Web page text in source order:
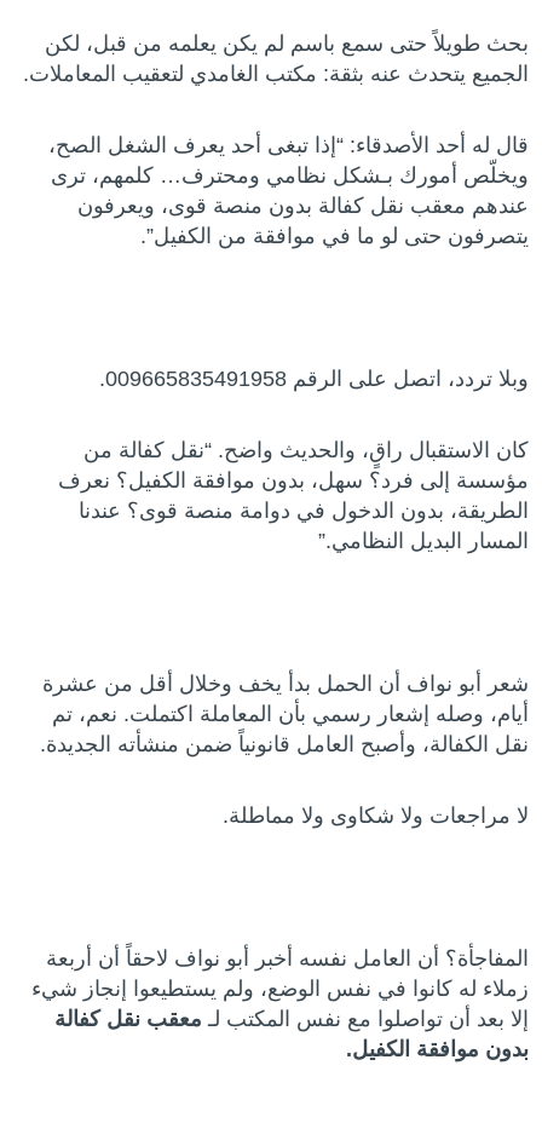
بحث طويلاً حتى سمع باسم لم يكن يعلمه من قبل، لكن
الجميع يتحدث عنه بثقة: مكتب الغامدي لتعقيب المعاملات.
قال له أحد الأصدقاء: “إذا تبغى أحد يعرف الشغل الصح،
ويخلّص أمورك بـشكل نظامي ومحترف… كلمهم، ترى
عندهم معقب نقل كفالة بدون منصة قوى، ويعرفون
يتصرفون حتى لو ما في موافقة من الكفيل”.
وبلا تردد، اتصل على الرقم 009665835491958.
كان الاستقبال راقٍ، والحديث واضح. “نقل كفالة من
مؤسسة إلى فرد؟ سهل، بدون موافقة الكفيل؟ نعرف
الطريقة، بدون الدخول في دوامة منصة قوى؟ عندنا
المسار البديل النظامي.”
شعر أبو نواف أن الحمل بدأ يخف وخلال أقل من عشرة
أيام، وصله إشعار رسمي بأن المعاملة اكتملت. نعم، تم
نقل الكفالة، وأصبح العامل قانونياً ضمن منشأته الجديدة.
لا مراجعات ولا شكاوى ولا مماطلة.
المفاجأة؟ أن العامل نفسه أخبر أبو نواف لاحقاً أن أربعة
زملاء له كانوا في نفس الوضع، ولم يستطيعوا إنجاز شيء
إلا بعد أن تواصلوا مع نفس المكتب لـ معقب نقل كفالة
بدون موافقة الكفيل.